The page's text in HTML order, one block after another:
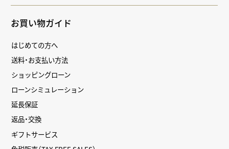
お買い物ガイド
はじめての方へ
送料・お支払い方法
ショッピングローン
ローンシミュレーション
延長保証
返品・交換
ギフトサービス